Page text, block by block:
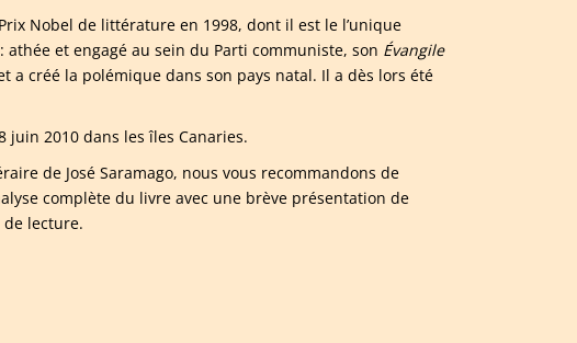
Nobel de littérature en 1998, dont il est le l’unique
et engagé au sein du Parti communiste, son Évangile
créé la polémique dans son pays natal. Il a dès lors été
juin 2010 dans les îles Canaries.
de José Saramago, nous vous recommandons de
complète du livre avec une brève présentation de
lecture.